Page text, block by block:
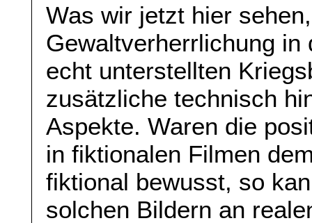
Was wir jetzt hier
Gewaltverherrlichung
echt unterstellten
zusätzliche technisch
Aspekte. Waren die
in fiktionalen Filmen
fiktional bewusst, so
solchen Bildern an